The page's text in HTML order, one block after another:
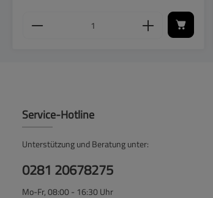
erhöhen oder zu reduzieren.
Schaltflächen, um die Anzahl
Wert ein oder benutze
Produkt Anzahl: Gib den
Service-Hotline
Unterstützung und Beratung unter:
0281 20678275
Mo-Fr, 08:00 - 16:30 Uhr